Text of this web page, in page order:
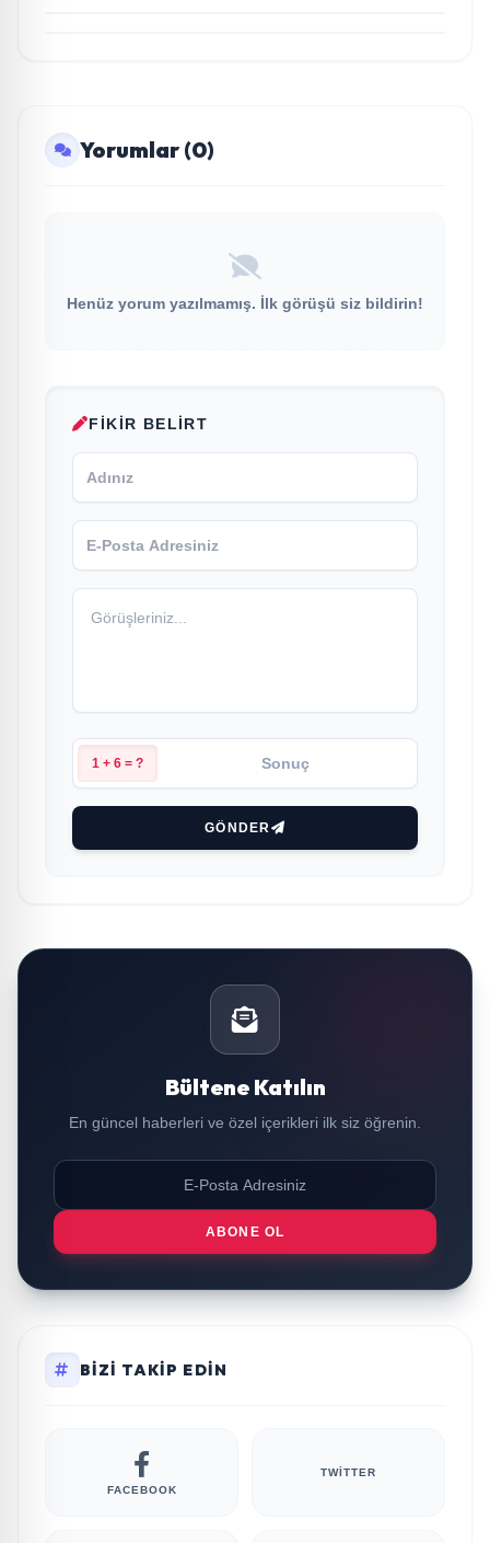
Yorumlar (0)
Henüz yorum yazılmamış. İlk görüşü siz bildirin!
FIKIR BELIRT
1 + 6 = ?
GÖNDER
Bültene Katılın
En güncel haberleri ve özel içerikleri ilk siz öğrenin.
ABONE OL
BIZI TAKIP EDIN
FACEBOOK
TWITTER